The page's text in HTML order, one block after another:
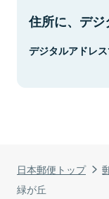
日本郵便トップ
緑が丘
住所に、デジ
デジタルアドレ